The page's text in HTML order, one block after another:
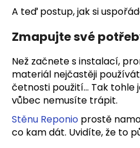
A teď postup, jak si
Zmapujte své
Než začnete s instalací,
materiál nejčastěji
četnosti použití… Tak tohle
vůbec nemusíte trápit.
Stěnu Reponio prostě
co kam dát. Uvidíte, že to